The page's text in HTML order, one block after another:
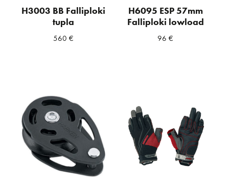
H3003 BB Falliploki
tupla
560€
H6095 ESP 57mm
Falliploki lowload
96€